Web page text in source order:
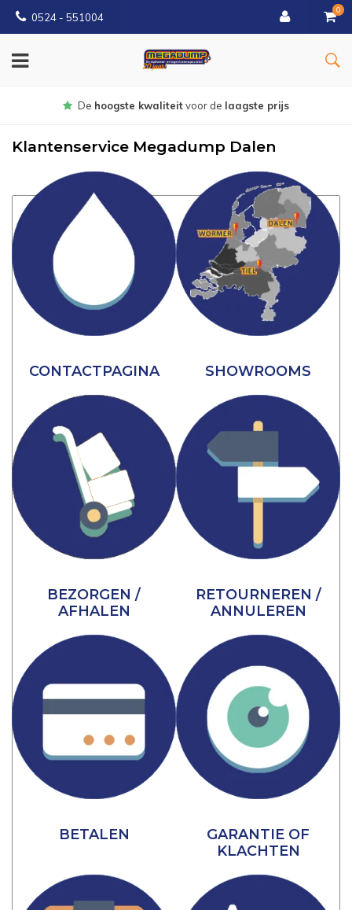
0524 - 551004
0
Gratis bezorgd vanaf €150
Klantenservice Megadump Dalen
CONTACTPAGINA SHOWROOMS
BEZORGEN /
AFHALEN
RETOURNEREN /
ANNULEREN
BETALEN
GARANTIE OF
KLACHTEN